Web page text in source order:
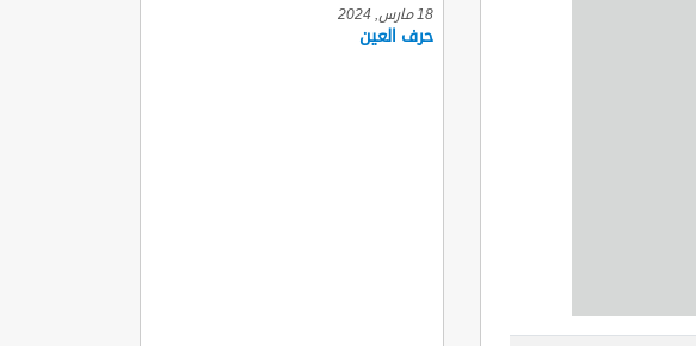
18 مارس, 2024
حرف العين